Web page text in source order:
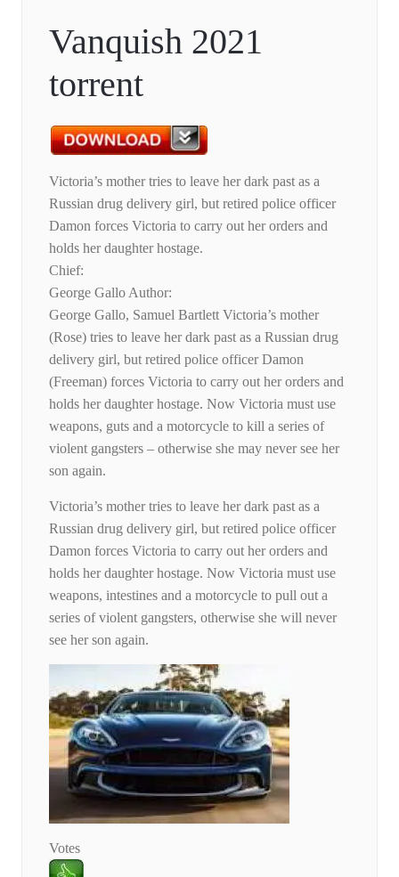
Vanquish 2021
torrent
Victoria’s mother tries to leave her dark past as a
Russian drug delivery girl, but retired police officer
Damon forces Victoria to carry out her orders and
holds her daughter hostage.
Chief:
George Gallo Author:
George Gallo, Samuel Bartlett Victoria’s mother
(Rose) tries to leave her dark past as a Russian drug
delivery girl, but retired police officer Damon
(Freeman) forces Victoria to carry out her orders and
holds her daughter hostage. Now Victoria must use
weapons, guts and a motorcycle to kill a series of
violent gangsters – otherwise she may never see her
son again.
Victoria’s mother tries to leave her dark past as a
Russian drug delivery girl, but retired police officer
Damon forces Victoria to carry out her orders and
holds her daughter hostage. Now Victoria must use
weapons, intestines and a motorcycle to pull out a
series of violent gangsters, otherwise she will never
see her son again.
Votes